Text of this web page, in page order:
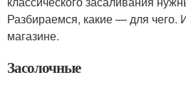
Разбираемся, какие — для чего.
магазине.
Засолочные